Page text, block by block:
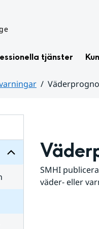
tjänster
för
SMHI
väder- eller